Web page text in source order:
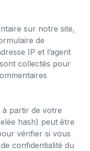
sur notre site,
de
IP et l’agent
collectés pour
à partir de votre
hash) peut être
vérifier si vous
confidentialité du